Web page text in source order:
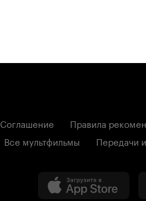
Соглашение Правила
Все мультфильмы
Передачи